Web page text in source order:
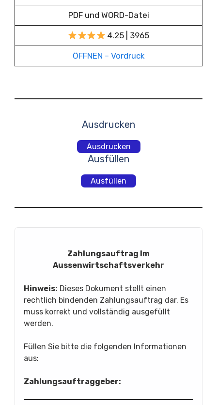
PDF und WORD-Datei
4.25 | 3965
ÖFFNEN – Vordruck
Ausdrucken
Ausdrucken
Ausfüllen
Ausfüllen
Zahlungsauftrag Im
Aussenwirtschaftsverkehr
Hinweis: Dieses Dokument stellt einen
rechtlich bindenden Zahlungsauftrag dar. Es
muss korrekt und vollständig ausgefüllt
werden.
Füllen Sie bitte die folgenden Informationen
aus:
Zahlungsauftraggeber: